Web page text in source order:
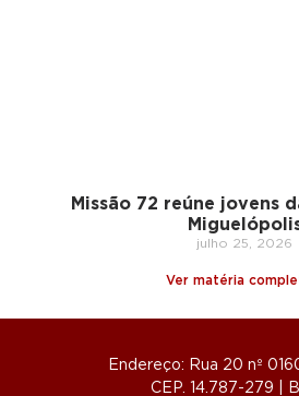
Missão 72 reúne jovens
julho 25, 2026
Ver matéria
Endereço: Rua 20 nº
CEP. 14.787-279 |